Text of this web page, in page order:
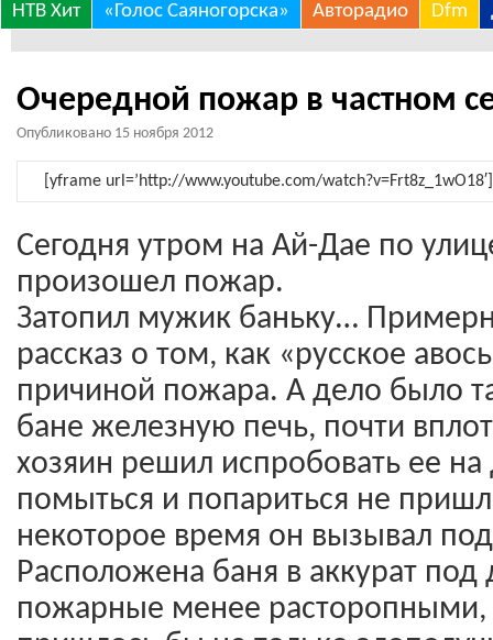
Skip
НТВ Хит «Голос Саяногорска» Авторадио Dfm
Очередной пожар в частном
Опубликовано 15 ноября 2012
[yframe url=’http://www.youtube.com/watch?v=Frt8z_1wO18′]
Сегодня утром на Ай-Дае по
произошел пожар.
Затопил мужик баньку…
рассказ о том, как «русское
причиной пожара. А дело было
бане железную печь, почти
хозяин решил испробовать ее на
помыться и попариться не
некоторое время он вызывал
Расположена баня в аккурат
пожарные менее расторопными,